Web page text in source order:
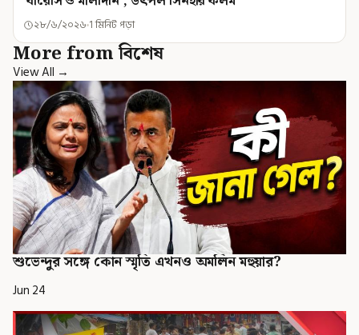
২৮/৬/২০২৬ 1 মিনিট পড়া
More from বিশেষ
View All →
শুভেন্দুর সঙ্গে কোন স্মৃতি এখনও অমলিন মহুয়ার?
Jun 24